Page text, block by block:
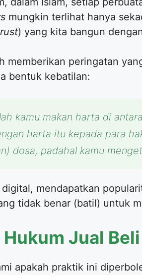
mungkin terlihat hanya
) yang kita bangun
memberikan peringatan
bentuk kebatilan:
kamu makan harta di
harta itu kepada para
dosa, padahal kamu
mendapatkan
tidak benar (batil) untuk
Hukum Jual
apakah praktik ini